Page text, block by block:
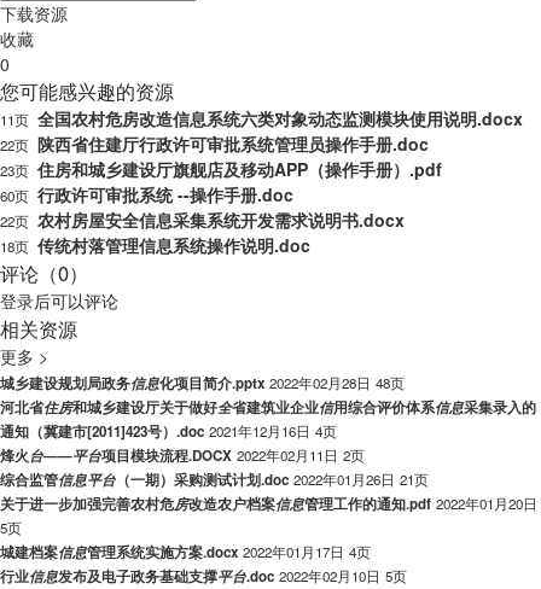
下载资源
收藏
0
您可能感兴趣的资源
11页 全国农村危房改造信息系统六类对象动态监测模块使用说明.docx
22页 陕西省住建厅行政许可审批系统管理员操作手册.doc
23页 住房和城乡建设厅旗舰店及移动APP（操作手册）.pdf
60页 行政许可审批系统 --操作手册.doc
22页 农村房屋安全信息采集系统开发需求说明书.docx
18页 传统村落管理信息系统操作说明.doc
评论（0）
登录后可以评论
相关资源
更多 >
城乡建设规划局政务信息化项目简介.pptx 2022年02月28日 48页
河北省住房和城乡建设厅关于做好全省建筑业企业信用综合评价体系信息采集录入的
通知（冀建市[2011]423号）.doc 2021年12月16日 4页
烽火台——平台项目模块流程.DOCX 2022年02月11日 2页
综合监管信息平台 （一期）采购测试计划.doc 2022年01月26日 21页
关于进一步加强完善农村危房改造农户档案信息管理工作的通知.pdf 2022年01月20日
5页
城建档案信息管理系统实施方案.docx 2022年01月17日 4页
行业信息发布及电子政务基础支撑平台.doc 2022年02月10日 5页